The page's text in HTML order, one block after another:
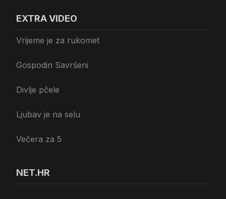
EXTRA VIDEO
Vrijeme je za rukomet
Gospodin Savršeni
Divlje pčele
Ljubav je na selu
Večera za 5
NET.HR